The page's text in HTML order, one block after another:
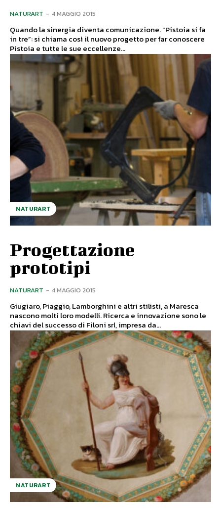
NATURART - 4 MAGGIO 2015
Quando la sinergia diventa comunicazione. “Pistoia si fa
in tre”: si chiama così il nuovo progetto per far conoscere
Pistoia e tutte le sue eccellenze...
NATURART
Progettazione
prototipi
NATURART - 4 MAGGIO 2015
Giugiaro, Piaggio, Lamborghini e altri stilisti, a Maresca
nascono molti loro modelli. Ricerca e innovazione sono le
chiavi del successo di Filoni srl, impresa da...
NATURART